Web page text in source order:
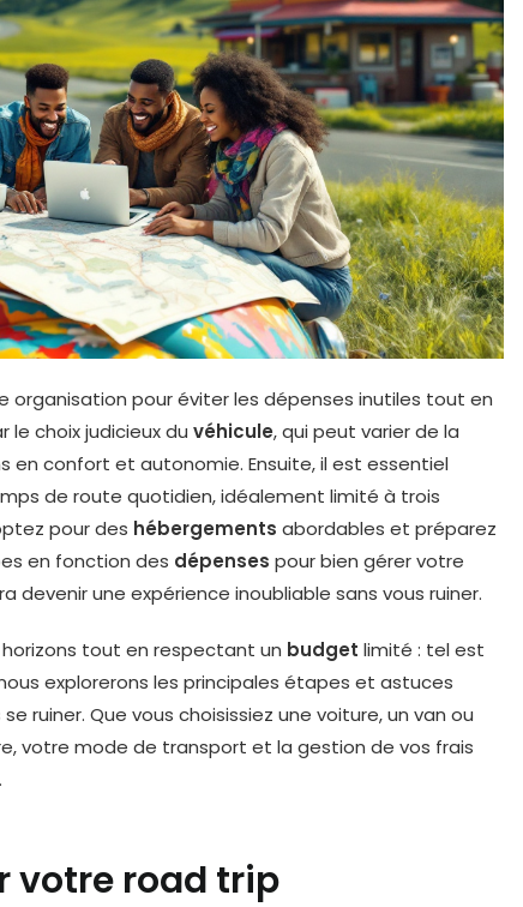
organisation pour éviter les dépenses inutiles tout en
choix judicieux du véhicule, qui peut varier de la
en confort et autonomie. Ensuite, il est essentiel
de route quotidien, idéalement limité à trois
pour des hébergements abordables et préparez
en fonction des dépenses pour bien gérer votre
devenir une expérience inoubliable sans vous ruiner.
horizons tout en respectant un budget limité : tel est
explorerons les principales étapes et astuces
ruiner. Que vous choisissiez une voiture, un van ou
votre mode de transport et la gestion de vos frais
votre road trip